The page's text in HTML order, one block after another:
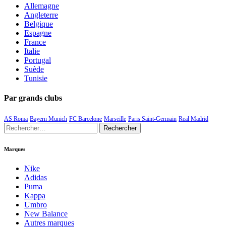
Allemagne
Angleterre
Belgique
Espagne
France
Italie
Portugal
Suède
Tunisie
Par grands clubs
AS Roma Bayern Munich FC Barcelone Marseille Paris Saint-Germain Real Madrid
Rechercher :
Marques
Nike
Adidas
Puma
Kappa
Umbro
New Balance
Autres marques